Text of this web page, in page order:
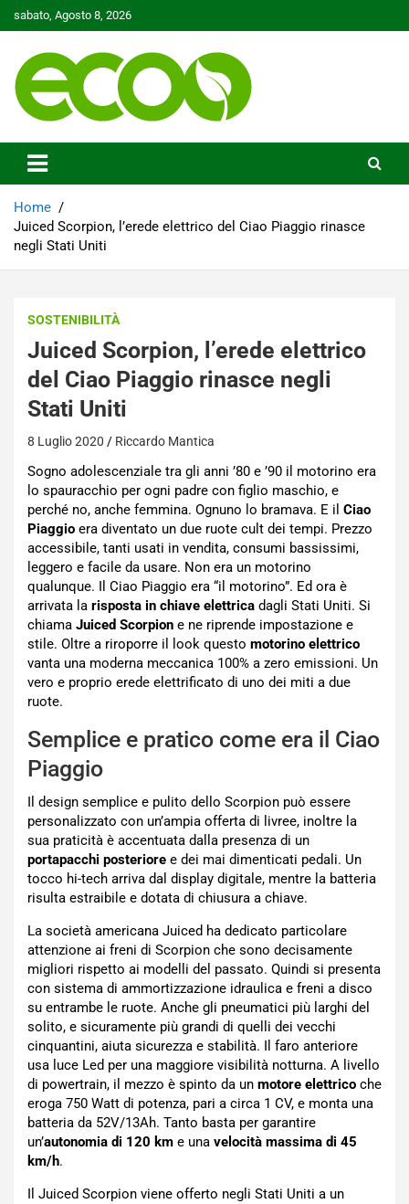
to
sabato, Agosto 8, 2026
Ecoo.it
Home
Juiced Scorpion, l’erede elettrico del Ciao Piaggio rinasce
negli Stati Uniti
SOSTENIBILITÀ
Juiced Scorpion, l’erede elettrico
del Ciao Piaggio rinasce negli
Stati Uniti
8 Luglio 2020 Riccardo Mantica
Sogno adolescenziale tra gli anni ’80 e ’90 il motorino era
lo spauracchio per ogni padre con figlio maschio, e
perché no, anche femmina. Ognuno lo bramava. E il Ciao
Piaggio era diventato un due ruote cult dei tempi. Prezzo
accessibile, tanti usati in vendita, consumi bassissimi,
leggero e facile da usare. Non era un motorino
qualunque. Il Ciao Piaggio era “il motorino”. Ed ora è
arrivata la risposta in chiave elettrica dagli Stati Uniti. Si
chiama Juiced Scorpion e ne riprende impostazione e
stile. Oltre a riroporre il look questo motorino elettrico
vanta una moderna meccanica 100% a zero emissioni. Un
vero e proprio erede elettrificato di uno dei miti a due
ruote.
Semplice e pratico come era il Ciao
Piaggio
Il design semplice e pulito dello Scorpion può essere
personalizzato con un’ampia offerta di livree, inoltre la
sua praticità è accentuata dalla presenza di un
portapacchi posteriore e dei mai dimenticati pedali. Un
tocco hi-tech arriva dal display digitale, mentre la batteria
risulta estraibile e dotata di chiusura a chiave.
La società americana Juiced ha dedicato particolare
attenzione ai freni di Scorpion che sono decisamente
migliori rispetto ai modelli del passato. Quindi si presenta
con sistema di ammortizzazione idraulica e freni a disco
su entrambe le ruote. Anche gli pneumatici più larghi del
solito, e sicuramente più grandi di quelli dei vecchi
cinquantini, aiuta sicurezza e stabilità. Il faro anteriore
usa luce Led per una maggiore visibilità notturna. A livello
di powertrain, il mezzo è spinto da un motore elettrico che
eroga 750 Watt di potenza, pari a circa 1 CV, e monta una
batteria da 52V/13Ah. Tanto basta per garantire
un’autonomia di 120 km e una velocità massima di 45
km/h.
Il Juiced Scorpion viene offerto negli Stati Uniti a un